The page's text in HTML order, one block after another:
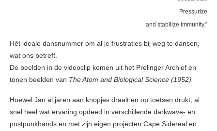
Pressurize
and stabilize immunity.”
Hét ideale dansnummer om al je frustraties bij weg te dansen,
wat ons betreft.
De beelden in de videoclip komen uit het Prelinger Archief en
tonen beelden van The Atom and Biological Science (1952).
Hoewel Jan al jaren aan knopjes draait en op toetsen drukt, al
snel heel wat ervaring opdeed in verschillende darkwave- en
postpunkbands en met zijn eigen projecten Cape Sidereal en